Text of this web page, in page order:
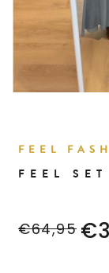
FEEL
FEEL
€64,95